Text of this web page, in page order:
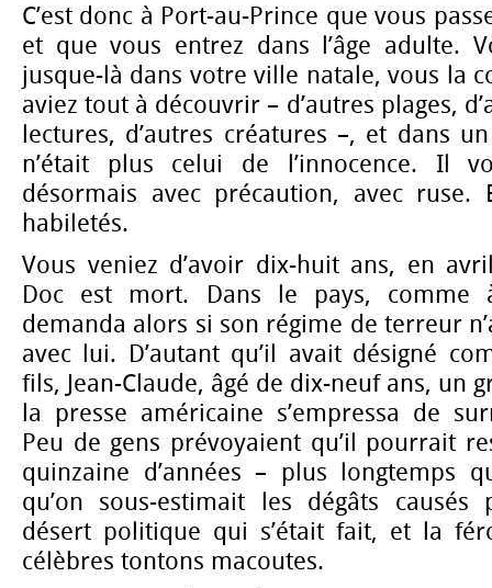
C’est donc à Port-au-Prince que vous
et que vous entrez dans l’âge adulte.
jusque-là dans votre ville natale, vous la
aviez tout à découvrir – d’autres plages,
lectures, d’autres créatures –, et dans
n’était plus celui de l’innocence. Il
désormais avec précaution, avec ruse.
habiletés.
Vous veniez d’avoir dix-huit ans, en
Doc est mort. Dans le pays, comme
demanda alors si son régime de terreur
avec lui. D’autant qu’il avait désigné
fils, Jean-Claude, âgé de dix-neuf ans, un
la presse américaine s’empressa de
Peu de gens prévoyaient qu’il pourrait
quinzaine d’années – plus longtemps
qu’on sous-estimait les dégâts
désert politique qui s’était fait, et la
célèbres tontons macoutes.